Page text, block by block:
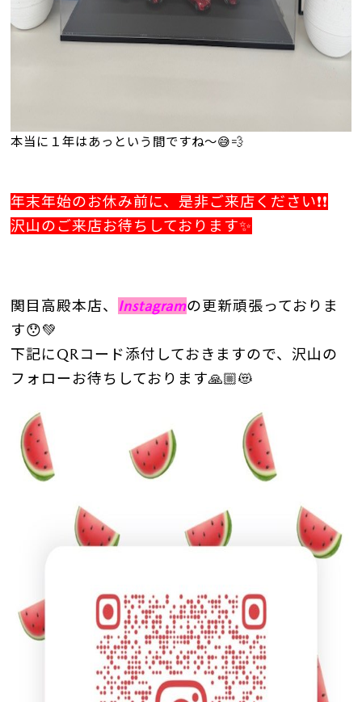
本当に１年はあっという間ですね～😅💨
年末年始のお休み前に、是非ご来店ください❗❗
沢山のご来店お待ちしております✨
関目高殿本店、 Instagramの更新頑張っており ま
す😯💚
下記にQRコード添付しておきますので、沢山の
フォローお待ちしております🙏🏼😻